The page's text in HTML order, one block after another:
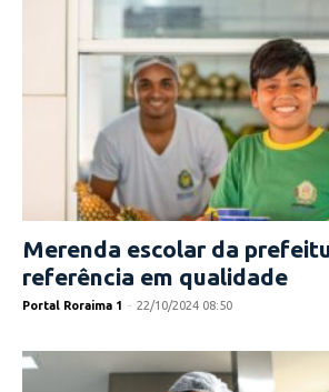
Merenda escolar da
referência em qualidade
Portal Roraima 1 - 22/10/2024 08:50